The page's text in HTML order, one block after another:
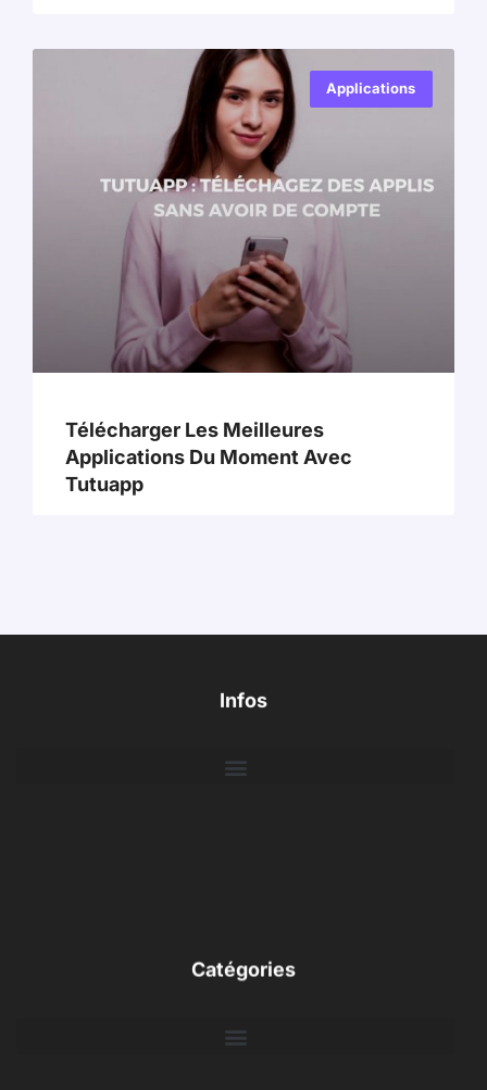
Applications
Télécharger Les Meilleures
Applications Du Moment Avec
Tutuapp
Infos
Catégories